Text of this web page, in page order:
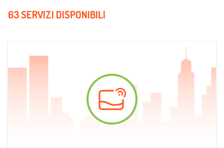
63 SERVIZI DISPONIBILI